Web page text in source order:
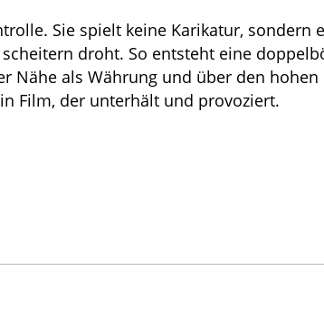
Sie spielt keine Karikatur, sondern
droht. So entsteht eine
Nähe als Währung und über den hohen
Film, der unterhält und provoziert.